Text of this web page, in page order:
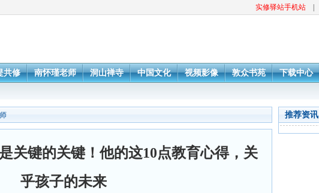
实修驿站手机站
共修 南怀瑾老师 洞山禅寺 中国文化 视频影像 敦众书苑 下载中心
关键的关键！他的这10点教育心得，关
乎孩子的未来
推荐资讯